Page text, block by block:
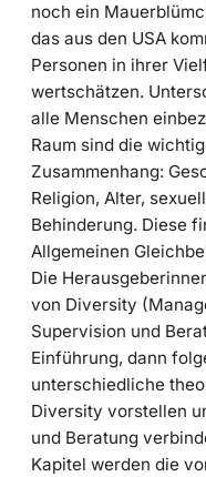
noch ein
das aus den USA
Personen in ihrer
wertschätzen.
alle Menschen
Raum sind die
Zusammenhang:
Religion, Alter,
Behinderung. Diese
Allgemeinen
Die
von Diversity
Supervision und
Einführung, dann
unterschiedliche
Diversity vorstellen
und Beratung
Kapitel werden die